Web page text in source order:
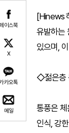
이스북
X
카오톡
메일
[Hinews
유발하는
있으며,
◇젊은층
통풍은
인식, 강